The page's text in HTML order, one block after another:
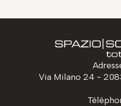
Via Milano 24 -